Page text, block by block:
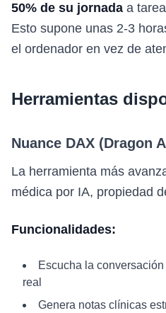
50% de su jornada a
Esto supone unas 2-3
el ordenador en vez de
Herramientas
Nuance DAX (Dragon
La herramienta más
médica por IA, propiedad
Funcionalidades:
Escucha la
real
Genera notas clínicas